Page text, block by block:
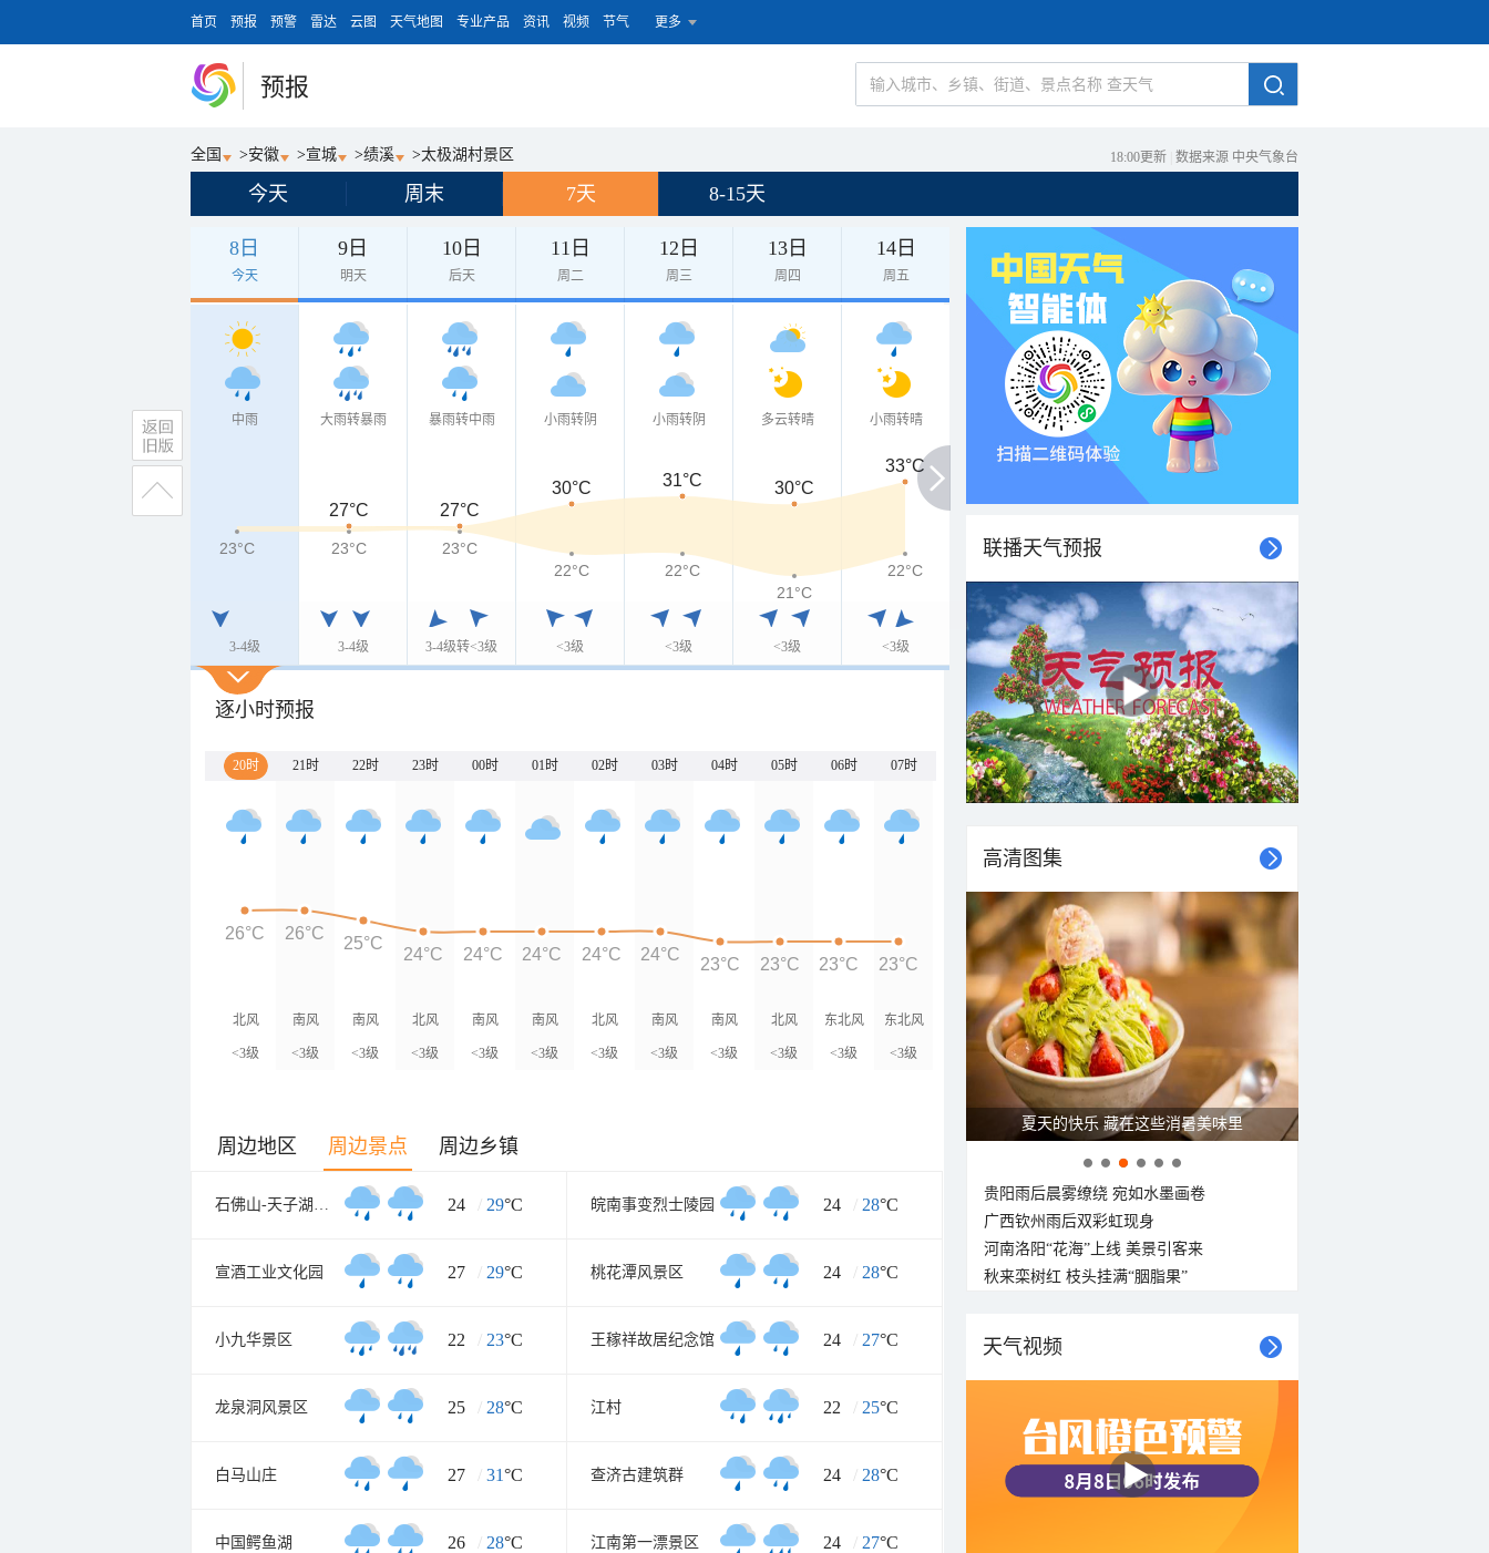
首页 预报 预警 雷达 云图 天气地图 专业产品 资讯 视频 节气 更多
预报
全国 >安徽 >宣城 >绩溪 >太极湖村景区 18:00更新 数据来源 中央气象台
今天 周末 7天 8-15天
8日
今天
9日
明天
10日
后天
11日
周二
12日
周三
13日
周四
14日
周五
中雨
3-4级
大雨转暴雨
3-4级
暴雨转中雨
3-4级转<3级
小雨转阴
<3级
小雨转阴
<3级
多云转晴
<3级
小雨转晴
<3级
27°C 27°C
30°C 31°C 30°C
33°C
23°C 23°C
23°C
22°C
22°C
21°C
22°C
逐小时预报
20时 21时 22时 23时 00时 01时 02时 03时 04时 05时 06时 07时
北风
<3级
南风
<3级
南风
<3级
北风
<3级
南风
<3级
南风
<3级
北风
<3级
南风
<3级
南风
<3级
北风
<3级
东北风
<3级
东北风
<3级
26°C 26°C
25°C
24°C 24°C 24°C 24°C 24°C
23°C 23°C 23°C 23°C
周边地区 周边景点 周边乡镇
石佛山-天子湖旅游风景区 24 / 29°C 皖南事变烈士陵园 24 / 28°C
宣酒工业文化园 27 / 29°C 桃花潭风景区 24 / 28°C
小九华景区 22 / 23°C 王稼祥故居纪念馆 24 / 27°C
龙泉洞风景区 25 / 28°C 江村 22 / 25°C
白马山庄 27 / 31°C 查济古建筑群 24 / 28°C
中国鳄鱼湖 26 / 28°C 江南第一漂景区 24 / 27°C
联播天气预报
高清图集
夏天的快乐 藏在这些消暑美味里
贵阳雨后晨雾缭绕 宛如水墨画卷
广西钦州雨后双彩虹现身
河南洛阳“花海”上线 美景引客来
秋来栾树红 枝头挂满“胭脂果”
天气视频